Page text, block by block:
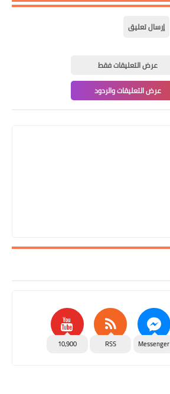
إرسال تعليق
عرض التعليقات فقط
عرض التعليقات والردود
Messenger
RSS
10,900